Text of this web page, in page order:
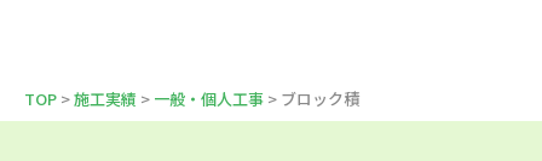
TOP >施工実績 > 一般・個人工事 > ブロック積